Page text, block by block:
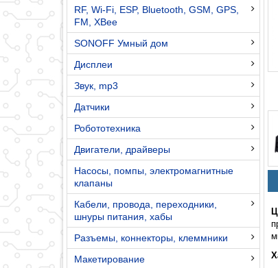
RF, Wi-Fi, ESP, Bluetooth, GSM, GPS,
FM, XBee
SONOFF Умный дом
Дисплеи
Звук, mp3
Датчики
Робототехника
Двигатели, драйверы
Насосы, помпы, электромагнитные
клапаны
Кабели, провода, переходники,
шнуры питания, хабы
Разъемы, коннекторы, клеммники
Макетирование